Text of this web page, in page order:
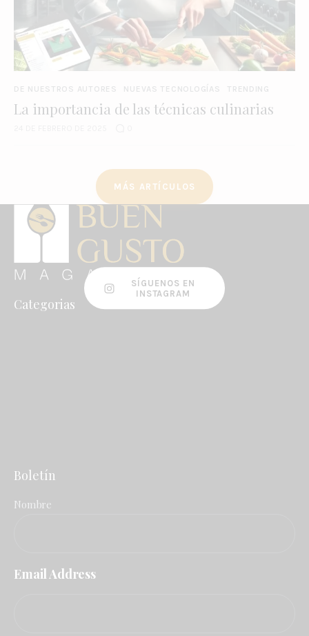
DE NUESTROS AUTORES NUEVAS TECNOLOGÍAS TRENDING
La importancia de las técnicas culinarias
MÁS ARTÍCULOS
SÍGUENOS EN
INSTAGRAM
Categorias
Boletín
Nombre
Email Address